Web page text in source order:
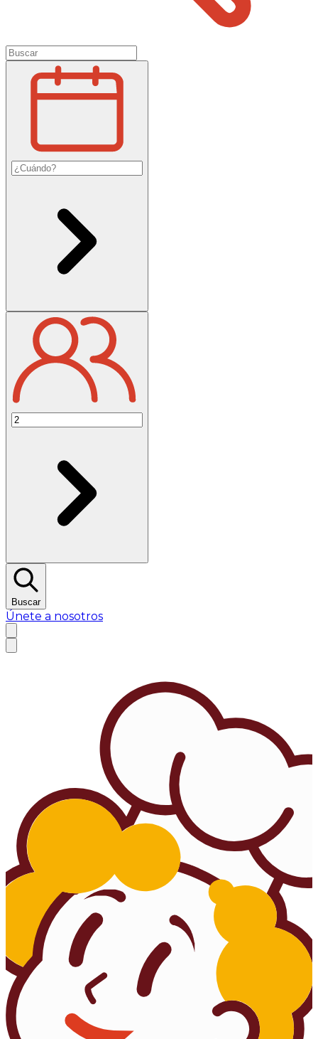
Buscar
Únete a nosotros